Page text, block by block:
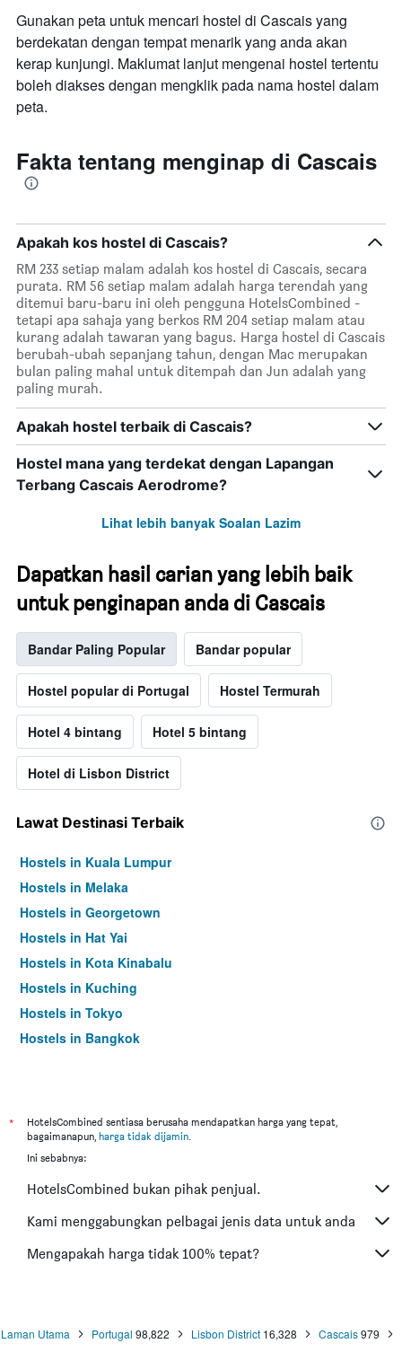
Gunakan peta untuk mencari hostel di Cascais yang
berdekatan dengan tempat menarik yang anda akan
kerap kunjungi. Maklumat lanjut mengenai hostel tertentu
boleh diakses dengan mengklik pada nama hostel dalam
peta.
Fakta tentang menginap di Cascais
Apakah kos hostel di Cascais?
RM 233 setiap malam adalah kos hostel di Cascais, secara
purata. RM 56 setiap malam adalah harga terendah yang
ditemui baru-baru ini oleh pengguna HotelsCombined -
tetapi apa sahaja yang berkos RM 204 setiap malam atau
kurang adalah tawaran yang bagus. Harga hostel di Cascais
berubah-ubah sepanjang tahun, dengan Mac merupakan
bulan paling mahal untuk ditempah dan Jun adalah yang
paling murah.
Apakah hostel terbaik di Cascais?
Hostel mana yang terdekat dengan Lapangan
Terbang Cascais Aerodrome?
Lihat lebih banyak Soalan Lazim
Dapatkan hasil carian yang lebih baik
untuk penginapan anda di Cascais
Bandar Paling Popular Bandar popular
Hostel popular di Portugal Hostel Termurah
Hotel 4 bintang Hotel 5 bintang
Hotel di Lisbon District
Lawat Destinasi Terbaik
Hostels in Kuala Lumpur
Hostels in Melaka
Hostels in Georgetown
Hostels in Hat Yai
Hostels in Kota Kinabalu
Hostels in Kuching
Hostels in Tokyo
Hostels in Bangkok
*
HotelsCombined sentiasa berusaha mendapatkan harga yang tepat,
bagaimanapun, harga tidak dijamin.
Ini sebabnya:
HotelsCombined bukan pihak penjual.
Kami menggabungkan pelbagai jenis data untuk anda
Mengapakah harga tidak 100% tepat?
Laman Utama Portugal 98,822 Lisbon District 16,328 Cascais979